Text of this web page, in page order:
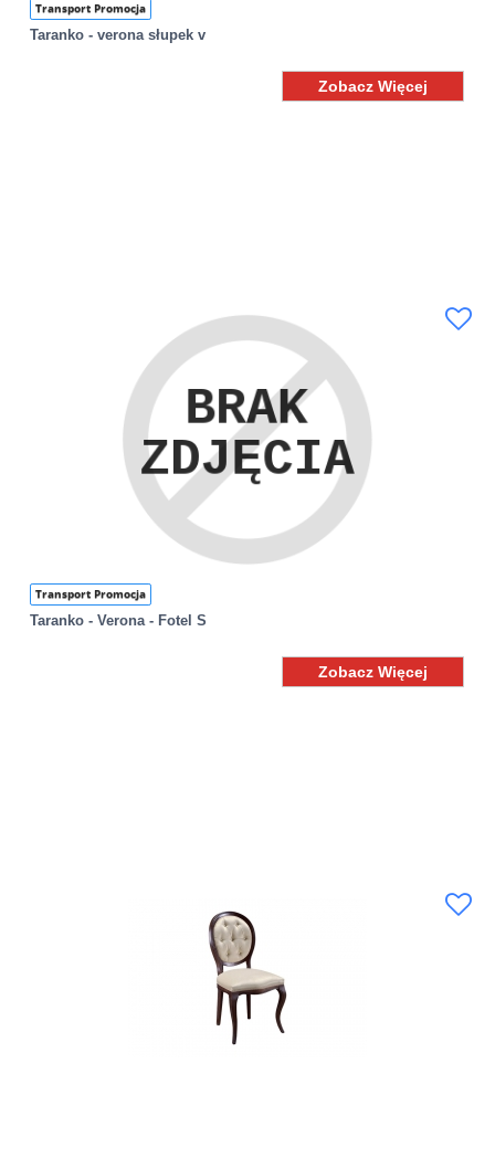
Transport Promocja
Taranko - verona słupek v
Zobacz Więcej
Transport Promocja
Taranko - Verona - Fotel S
Zobacz Więcej